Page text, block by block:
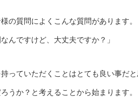
の質問によくこんな質問があります。
んですけど、大丈夫ですか？」
っていただくことはとても良い事だ
うか？と考えることから始まります。